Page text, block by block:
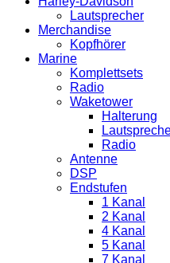
Lautsprecher
Merchandise
Kopfhörer
Marine
Komplettsets
Radio
Waketower
Halterung
Radio
Antenne
DSP
Endstufen
1 Kanal
2 Kanal
4 Kanal
5 Kanal
7 Kanal